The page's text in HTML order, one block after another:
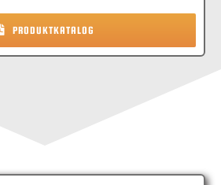
PRODUKTKATALOG